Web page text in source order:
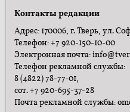
Контакты редакции
Адрес: 170006, г. Тверь, ул.
Телефон: +7 920-150-10-00
Электронная почта:
Телефон рекламной службы:
8 (4822) 78-77-01,
сот. +7 920-695-37-28
Почта рекламной службы: